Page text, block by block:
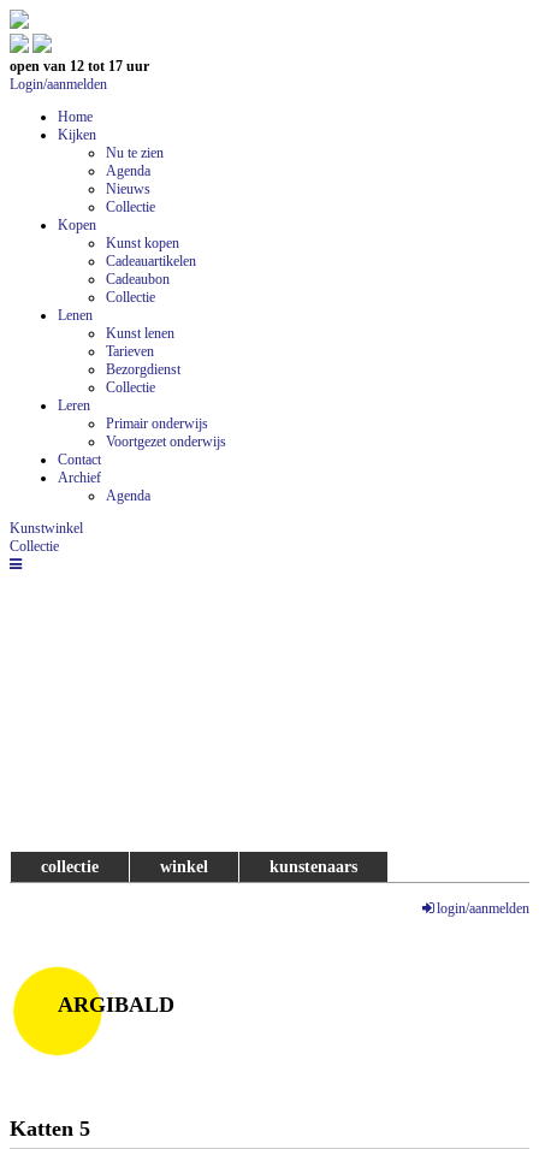
open van 12 tot 17 uur
Login/aanmelden
Home
Kijken
Nu te zien
Agenda
Nieuws
Collectie
Kopen
Kunst kopen
Cadeauartikelen
Cadeaubon
Collectie
Lenen
Kunst lenen
Tarieven
Bezorgdienst
Collectie
Leren
Primair onderwijs
Voortgezet onderwijs
Contact
Archief
Agenda
Kunstwinkel
Collectie
collectie winkel kunstenaars
login/aanmelden
ARGIBALD
Katten 5